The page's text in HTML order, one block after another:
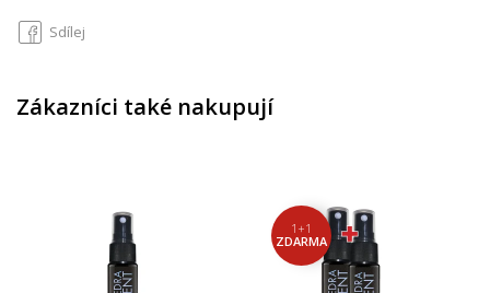
Sdílej
Zákazníci také nakupují
1+1
ZDARMA